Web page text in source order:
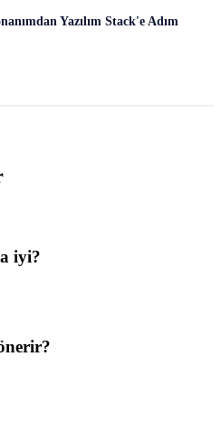
Yazılım Stack'e Adım
iyi?